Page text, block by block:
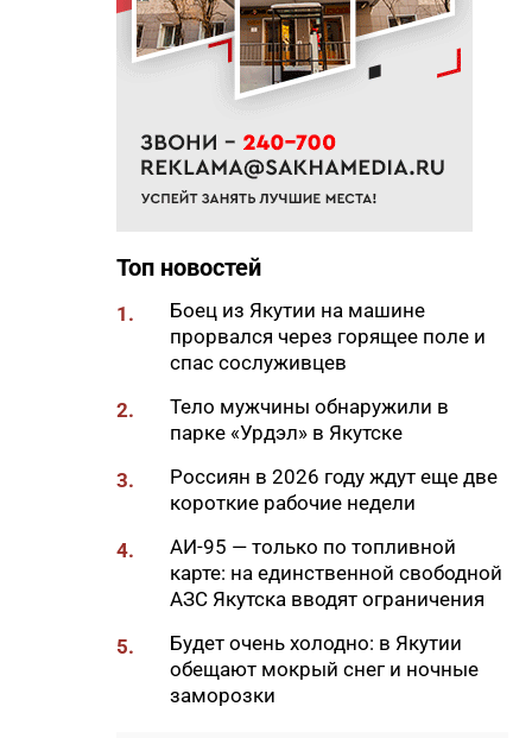
06:15
До +27 градусов прогреется
воздух в Якутске в субботу
Деловая программа ВЭФ-2026
20:33
В Якутии продолжается
доукомплектование ВС РФ
поддержку психологов Якутии
19:48
В Якутии определены
приоритеты развития
«Движения Первых»
19:30
Более 26 тонн гуманитарной
помощи доставили в
пострадавший от паводка
Верхоянский район
19:00
Авторы проектов «Ты в игре»
проведут спортивные
мероприятия в рамках Дня
физкультурника
18:40
Приметы на 8 августа 2026
года: что можно и нельзя
делать в Ермолаев день
Топ новостей
1.
Боец из Якутии на машине
прорвался через горящее поле и
спас сослуживцев
2.
Тело мужчины обнаружили в
парке «Урдэл» в Якутске
3.
Россиян в 2026 году ждут еще две
короткие рабочие недели
4.
АИ-95 — только по топливной
карте: на единственной свободной
АЗС Якутска вводят ограничения
5.
Будет очень холодно: в Якутии
обещают мокрый снег и ночные
заморозки